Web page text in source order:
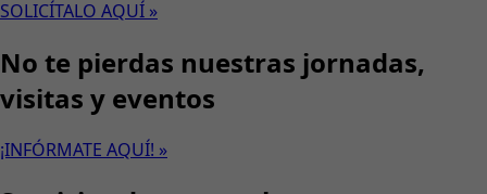
SOLICÍTALO AQUÍ »
No te pierdas nuestras jornadas,
visitas y eventos
¡INFÓRMATE AQUÍ! »